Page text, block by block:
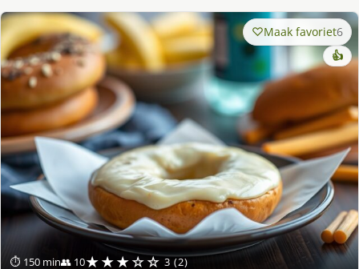
⏱ 150 min👥 10★★★☆☆ 3 (2)
Maak favoriet6
👍